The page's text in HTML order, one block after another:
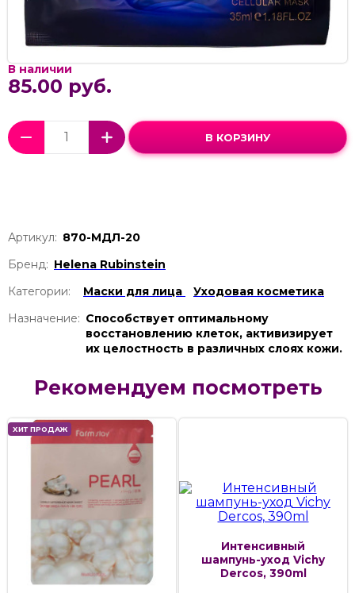
В наличии
85.00 руб.
В КОРЗИНУ
Артикул: 870-МДЛ-20
Бренд: Helena Rubinstein
Категории:
Маски для лица
Уходовая косметика
Назначение: Способствует оптимальному
восстановлению клеток, активизирует
их целостность в различных слоях кожи.
Рекомендуем посмотреть
ХИТ ПРОДАЖ
Интенсивный
шампунь-уход Vichy
Dercos, 390ml